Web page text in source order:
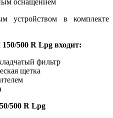
оснащением
устройством в комплекте
500 R Lpg входит:
фильтр
щетка
500 R Lpg